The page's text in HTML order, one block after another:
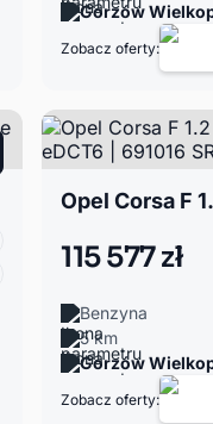
Gorzów
Zobacz oferty:
115 577 zł
Benzyna
5 km
Gorzów
Zobacz oferty: